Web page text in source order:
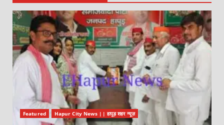
Featured Hapur City News || हापुड़ शहर न्यूज़